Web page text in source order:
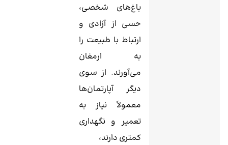
باغ‌های شخصی،
حسی از آزادی و
ارتباط با طبیعت را
به ارمغان
می‌آورند. از سوی
دیگر آپارتمان‌ها
معمولاً نیاز به
تعمیر و نگهداری
کمتری دارند،